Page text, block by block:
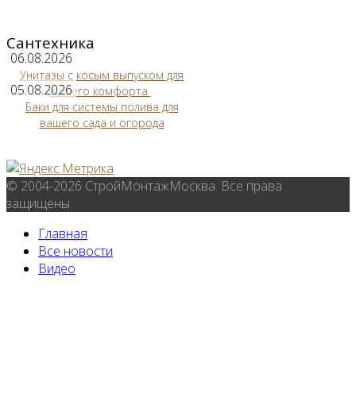
Сантехника
06.08.2026
Унитазы с косым выпуском для
вашего комфорта
05.08.2026
Баки для системы полива для
вашего сада и огорода
© 2004-2026 СтройМонтажМосква. Все права
защищены.
Главная
Все новости
Видео